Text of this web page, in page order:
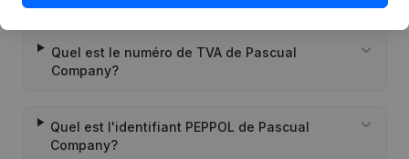
Quel est le numéro de TVA de Pascual
Company?
Quel est l'identifiant PEPPOL de Pascual
Company?